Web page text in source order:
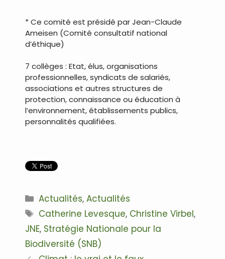
* Ce comité est présidé par Jean-Claude
Ameisen (Comité consultatif national
d’éthique)
7 collèges : Etat, élus, organisations
professionnelles, syndicats de salariés,
associations et autres structures de
protection, connaissance ou éducation à
l’environnement, établissements publics,
personnalités qualifiées.
Catégories
Actualités,Actualités
Étiquettes
Catherine Levesque, Christine Virbel,
JNE, Stratégie Nationale pour la
Biodiversité (SNB)